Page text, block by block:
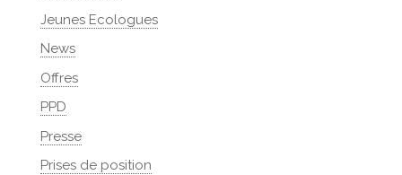
Jeunes Ecologues
News
Offres
PPD
Presse
Prises de position